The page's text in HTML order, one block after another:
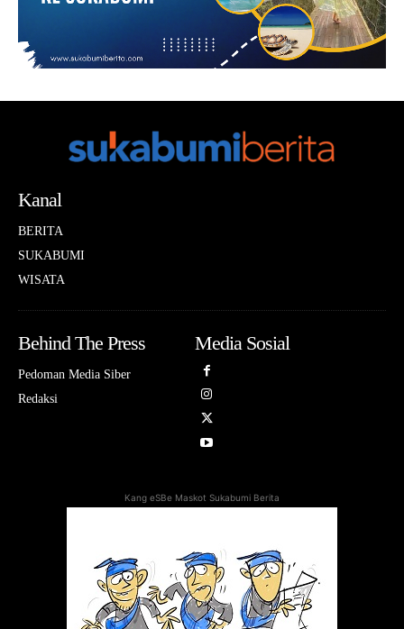
Kanal
BERITA
SUKABUMI
WISATA
Behind The Press
Pedoman Media Siber
Redaksi
Media Sosial
Kang eSBe Maskot Sukabumi Berita